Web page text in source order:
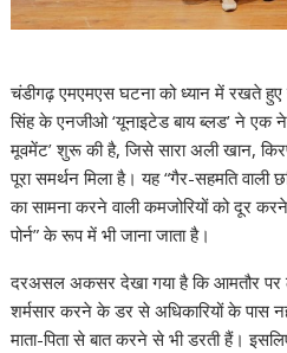
चंडीगढ़ एमएमएस घटना को ध्यान में रखते
सिंह के एनजीओ ‘यूनाइटेड बाय ब्लड’ ने
मूवमेंट’ शुरू की है, जिसे सारा अली खान,
पूरा समर्थन मिला है। यह “गैर-सहमति वाली
का सामना करने वाली कमजोरियों को दूर
पोर्न” के रूप में भी जाना जाता है।
दरअसल अकसर देखा गया है कि आमतौर पर
शर्मसार करने के डर से अधिकारियों के पास
माता-पिता से बात करने से भी डरती हैं।